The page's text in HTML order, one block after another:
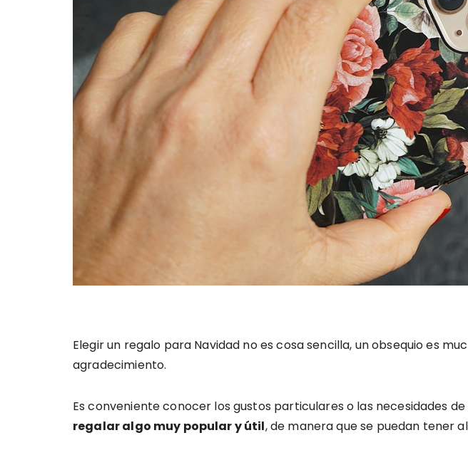
Elegir un regalo para Navidad no es cosa sencilla, un obsequio es
agradecimiento.
Es conveniente conocer los gustos particulares o las necesidades
regalar algo muy popular y útil, de manera que se puedan tener